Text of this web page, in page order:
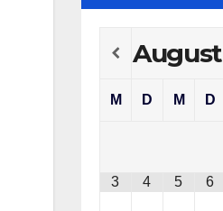
August
M D M D
3 4 5 6